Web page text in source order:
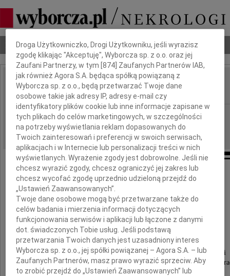
Nekrologi Odeszli Poradnik pogrzebowy
IMIĘ I NAZWISKO: Małgorzata Boś
REGION: Opole
DATA EMISJI: 09.08.2014
Z głębokim żalem i smutkiem żegnamy
Małgorzatę Boś
Koleżankę, która pozostanie w naszej pamięci
jako osoba całym sercem oddana wykonywanej
Dbamy o Twoją prywatność
Droga Użytkowniczko, Drogi Użytkowniku, jeśli wyrazisz
zgodę klikając "Akceptuję", Wyborcza sp. z o.o. oraz jej
Zaufani Partnerzy, w tym [874 ] Zaufanych Partnerów IAB,
jak również Agora S.A. będąca spółką powiązaną z
Wyborcza sp. z o.o., będą przetwarzać Twoje dane
osobowe takie jak adresy IP, adresy e-mail czy
identyfikatory plików cookie lub inne informacje zapisane w
tych plikach do celów marketingowych, w szczególności
na potrzeby wyświetlania reklam dopasowanych do
Twoich zainteresowań i preferencji w swoich serwisach,
aplikacjach i w Internecie lub personalizacji treści w nich
wyświetlanych. Wyrażenie zgody jest dobrowolne. Jeśli nie
chcesz wyrazić zgody, chcesz ograniczyć jej zakres lub
chcesz wycofać zgodę uprzednio udzieloną przejdź do
„Ustawień Zaawansowanych”.
Twoje dane osobowe mogą być przetwarzane także do
celów badania i mierzenia informacji dotyczących
funkcjonowania serwisów i aplikacji lub łączone z danymi
dot. świadczonych Tobie usług. Jeśli podstawą
przetwarzania Twoich danych jest uzasadniony interes
Wyborcza sp. z o.o., jej spółki powiązanej – Agora S.A. – lub
Zaufanych Partnerów, masz prawo wyrazić sprzeciw. Aby
to zrobić przejdź do „Ustawień Zaawansowanych” lub